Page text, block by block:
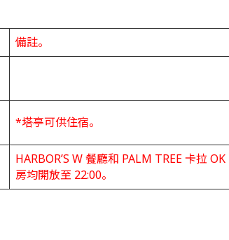
備註。
*塔亭可供住宿。
HARBOR’S W 餐廳和 PALM TREE 卡拉 OK
房均開放至 22:00。